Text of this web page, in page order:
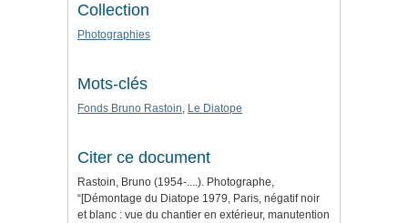
Collection
Photographies
Mots-clés
Fonds Bruno Rastoin, Le Diatope
Citer ce document
Rastoin, Bruno (1954-....). Photographe,
“[Démontage du Diatope 1979, Paris, négatif noir
et blanc : vue du chantier en extérieur, manutention